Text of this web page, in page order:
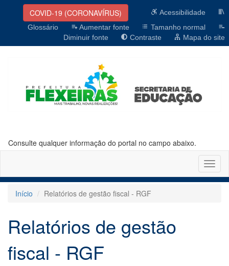
COVID-19 (CORONAVÍRUS)
Acessibilidade
Glossário
Aumentar fonte
Tamanho normal
Diminuir fonte
Contraste Mapa do site
Consulte qualquer informação do portal no campo abaixo.
Início
Relatórios de gestão fiscal - RGF
Relatórios de gestão
fiscal - RGF